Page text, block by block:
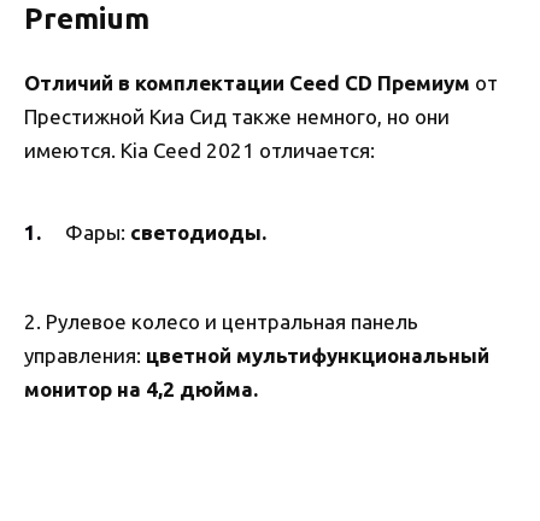
Premium
Отличий в комплектации Ceed CD Премиум от
Престижной Киа Сид также немного, но они
имеются. Kia Ceed 2021 отличается:
Фары: светодиоды.
2. Рулевое колесо и центральная панель
управления: цветной мультифункциональный
монитор на 4,2 дюйма.